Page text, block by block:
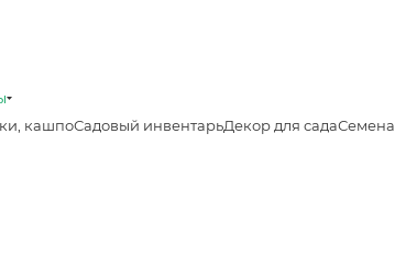
кашпоСадовый инвентарьДекор для садаСемена